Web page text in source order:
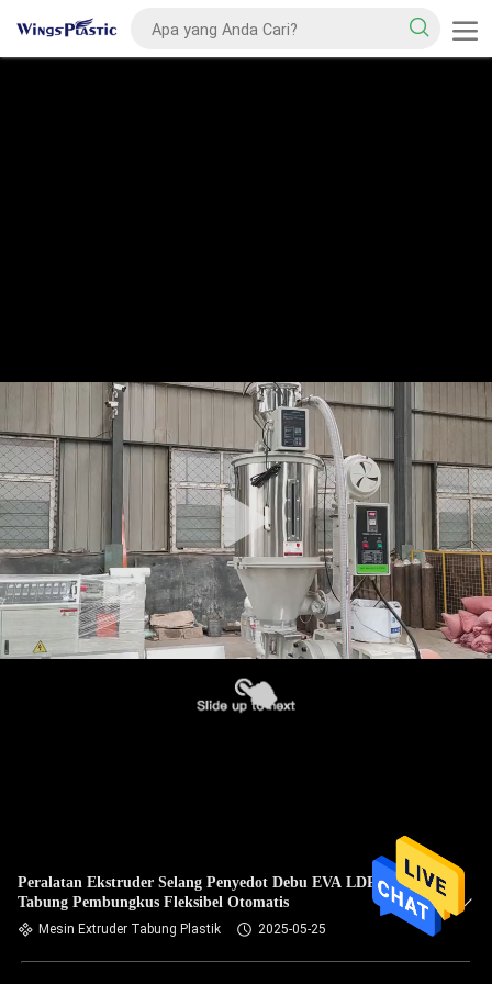
Peralatan Ekstruder Selang Penyedot Debu EVA LDPE
Tabung Pembungkus Fleksibel Otomatis
Mesin Extruder Tabung Plastik 2025-05-25